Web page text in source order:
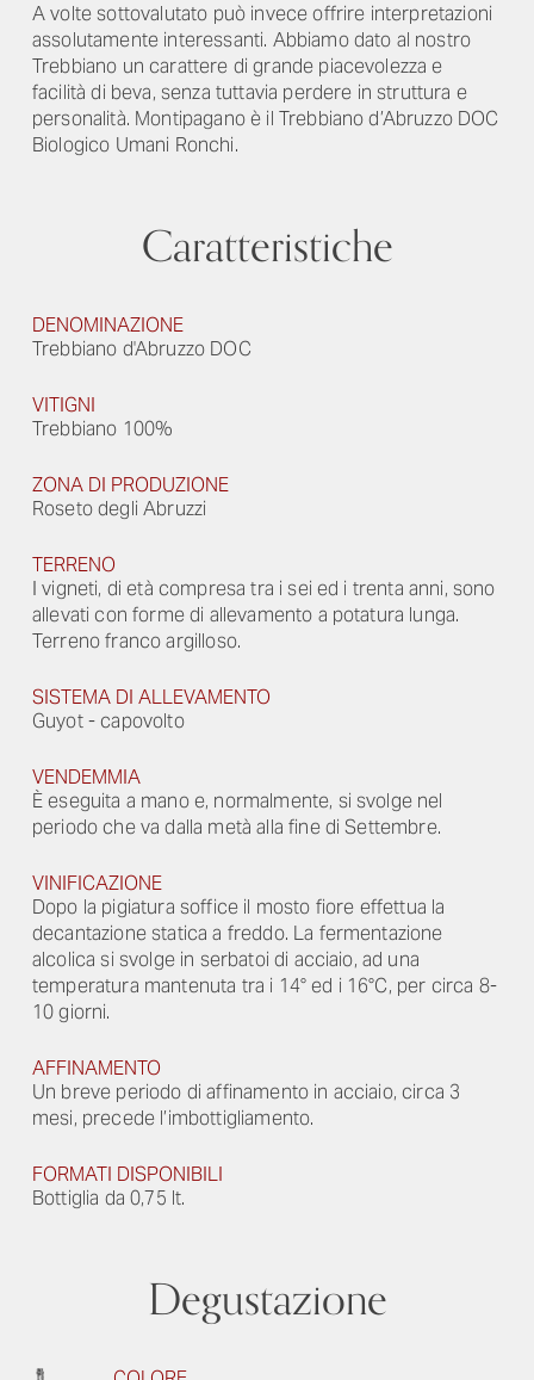
A volte sottovalutato può invece offrire interpretazioni
assolutamente interessanti. Abbiamo dato al nostro
Trebbiano un carattere di grande piacevolezza e
facilità di beva, senza tuttavia perdere in struttura e
personalità. Montipagano è il Trebbiano d’Abruzzo DOC
Biologico Umani Ronchi.
Caratteristiche
DENOMINAZIONE
Trebbiano d'Abruzzo DOC
VITIGNI
Trebbiano 100%
ZONA DI PRODUZIONE
Roseto degli Abruzzi
TERRENO
I vigneti, di età compresa tra i sei ed i trenta anni, sono
allevati con forme di allevamento a potatura lunga.
Terreno franco argilloso.
SISTEMA DI ALLEVAMENTO
Guyot - capovolto
VENDEMMIA
È eseguita a mano e, normalmente, si svolge nel
periodo che va dalla metà alla fine di Settembre.
VINIFICAZIONE
Dopo la pigiatura soffice il mosto fiore effettua la
decantazione statica a freddo. La fermentazione
alcolica si svolge in serbatoi di acciaio, ad una
temperatura mantenuta tra i 14° ed i 16°C, per circa 8-
10 giorni.
AFFINAMENTO
Un breve periodo di affinamento in acciaio, circa 3
mesi, precede l’imbottigliamento.
FORMATI DISPONIBILI
Bottiglia da 0,75 lt.
Degustazione